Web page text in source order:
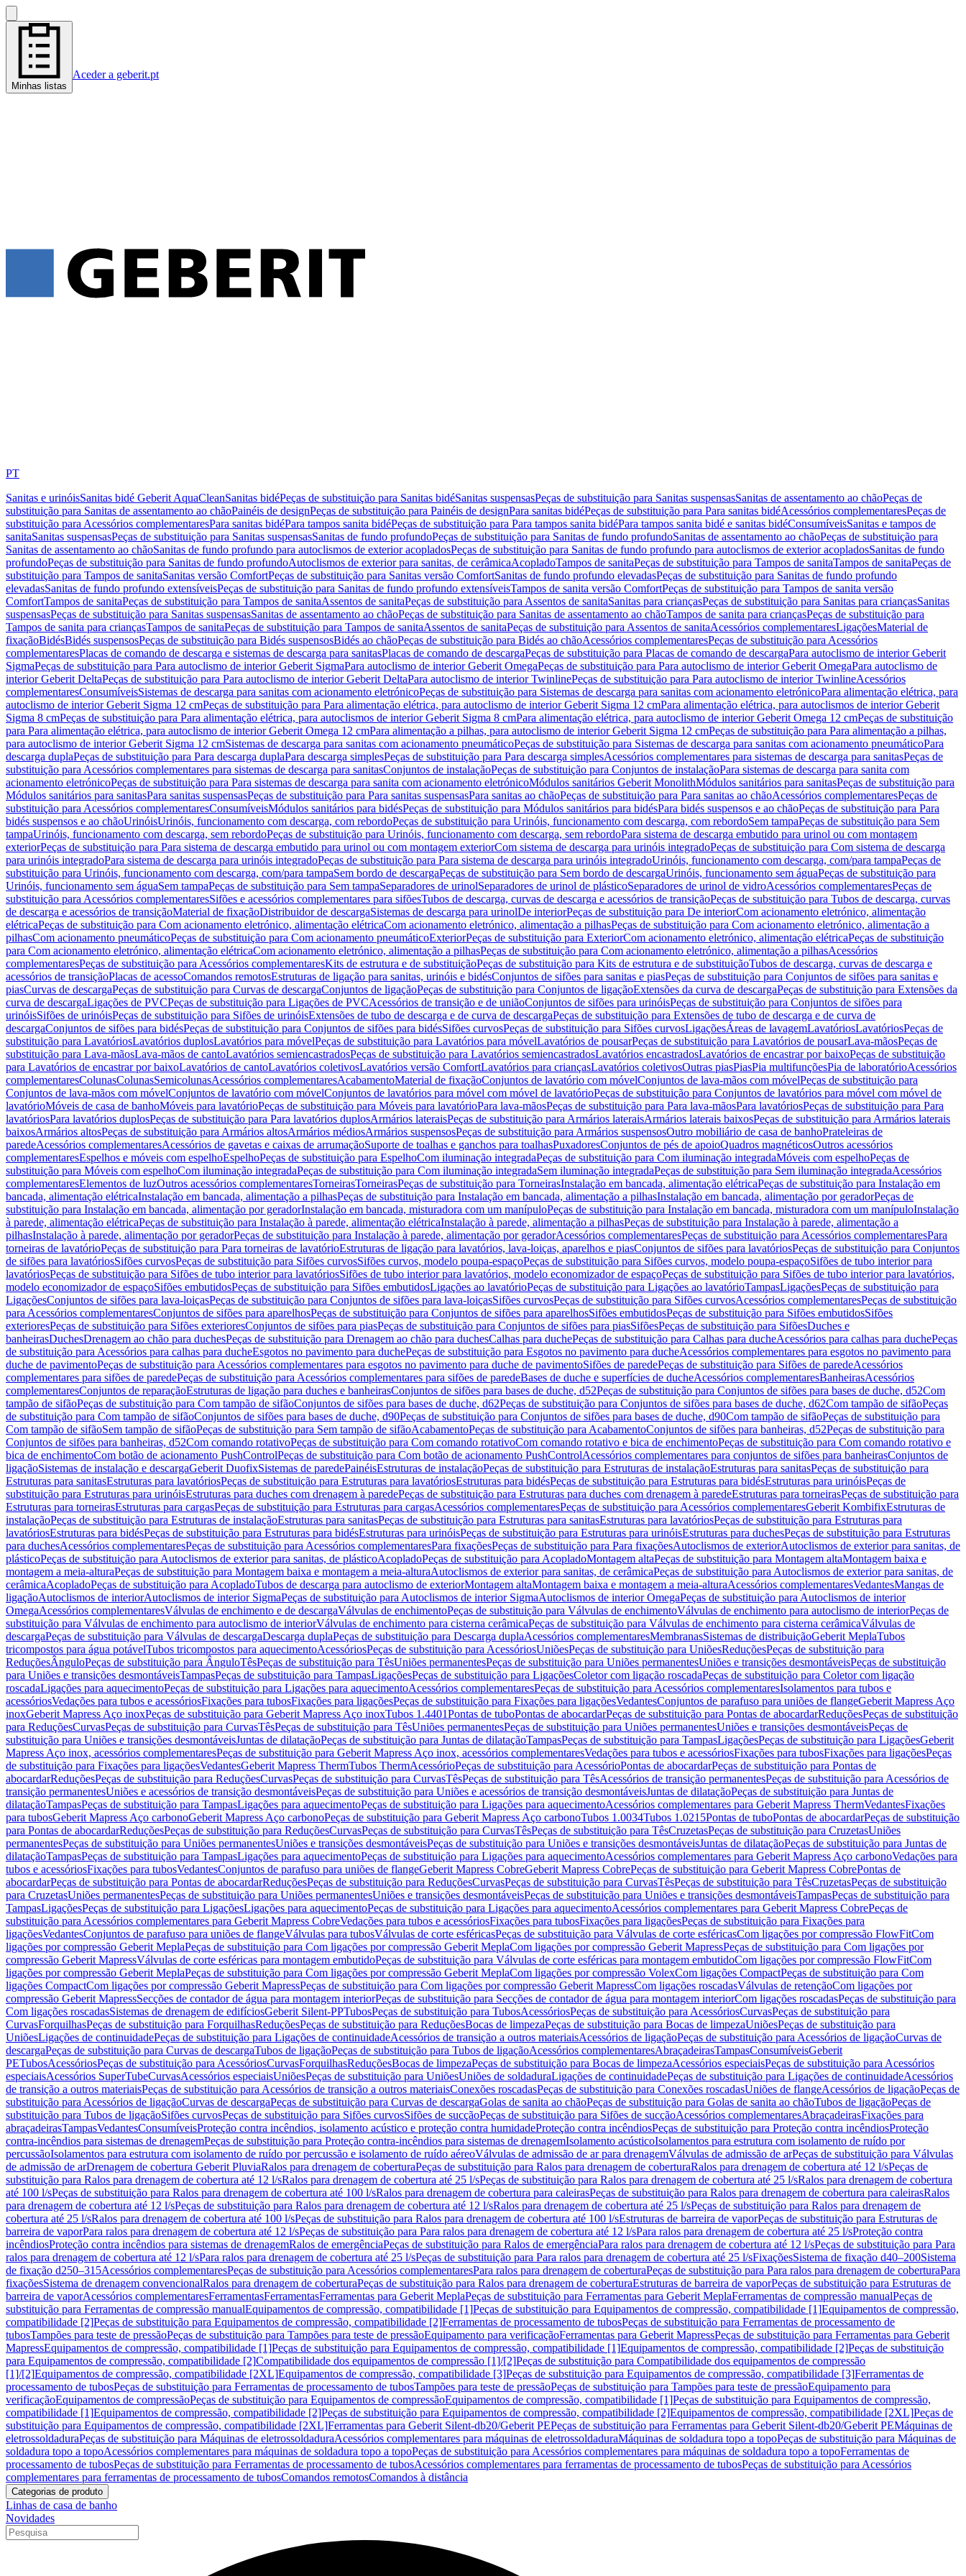
Minhas listas
Aceder a geberit.pt
PT
Sanitas e urinóisSanitas bidé Geberit AquaCleanSanitas bidéPeças de substituição para Sanitas bidéSanitas suspensasPeças de substituição para Sanitas suspensasSanitas de assentamento ao chãoPeças de
substituição para Sanitas de assentamento ao chãoPainéis de designPeças de substituição para Painéis de designPara sanitas bidéPeças de substituição para Para sanitas bidéAcessórios complementaresPeças de
substituição para Acessórios complementaresPara sanitas bidéPara tampos sanita bidéPeças de substituição para Para tampos sanita bidéPara tampos sanita bidé e sanitas bidéConsumíveisSanitas e tampos de
sanitaSanitas suspensasPeças de substituição para Sanitas suspensasSanitas de fundo profundoPeças de substituição para Sanitas de fundo profundoSanitas de assentamento ao chãoPeças de substituição para
Sanitas de assentamento ao chãoSanitas de fundo profundo para autoclismos de exterior acopladosPeças de substituição para Sanitas de fundo profundo para autoclismos de exterior acopladosSanitas de fundo
profundoPeças de substituição para Sanitas de fundo profundoAutoclismos de exterior para sanitas, de cerâmicaAcopladoTampos de sanitaPeças de substituição para Tampos de sanitaTampos de sanitaPeças de
substituição para Tampos de sanitaSanitas versão ComfortPeças de substituição para Sanitas versão ComfortSanitas de fundo profundo elevadasPeças de substituição para Sanitas de fundo profundo
elevadasSanitas de fundo profundo extensíveisPeças de substituição para Sanitas de fundo profundo extensíveisTampos de sanita versão ComfortPeças de substituição para Tampos de sanita versão
ComfortTampos de sanitaPeças de substituição para Tampos de sanitaAssentos de sanitaPeças de substituição para Assentos de sanitaSanitas para criançasPeças de substituição para Sanitas para criançasSanitas
suspensasPeças de substituição para Sanitas suspensasSanitas de assentamento ao chãoPeças de substituição para Sanitas de assentamento ao chãoTampos de sanita para criançasPeças de substituição para
Tampos de sanita para criançasTampos de sanitaPeças de substituição para Tampos de sanitaAssentos de sanitaPeças de substituição para Assentos de sanitaAcessórios complementaresLigaçõesMaterial de
fixaçãoBidésBidés suspensosPeças de substituição para Bidés suspensosBidés ao chãoPeças de substituição para Bidés ao chãoAcessórios complementaresPeças de substituição para Acessórios
complementaresPlacas de comando de descarga e sistemas de descarga para sanitasPlacas de comando de descargaPeças de substituição para Placas de comando de descargaPara autoclismo de interior Geberit
SigmaPeças de substituição para Para autoclismo de interior Geberit SigmaPara autoclismo de interior Geberit OmegaPeças de substituição para Para autoclismo de interior Geberit OmegaPara autoclismo de
interior Geberit DeltaPeças de substituição para Para autoclismo de interior Geberit DeltaPara autoclismo de interior TwinlinePeças de substituição para Para autoclismo de interior TwinlineAcessórios
complementaresConsumíveisSistemas de descarga para sanitas com acionamento eletrónicoPeças de substituição para Sistemas de descarga para sanitas com acionamento eletrónicoPara alimentação elétrica, para
autoclismo de interior Geberit Sigma 12 cmPeças de substituição para Para alimentação elétrica, para autoclismo de interior Geberit Sigma 12 cmPara alimentação elétrica, para autoclismos de interior Geberit
Sigma 8 cmPeças de substituição para Para alimentação elétrica, para autoclismos de interior Geberit Sigma 8 cmPara alimentação elétrica, para autoclismo de interior Geberit Omega 12 cmPeças de substituição
para Para alimentação elétrica, para autoclismo de interior Geberit Omega 12 cmPara alimentação a pilhas, para autoclismo de interior Geberit Sigma 12 cmPeças de substituição para Para alimentação a pilhas,
para autoclismo de interior Geberit Sigma 12 cmSistemas de descarga para sanitas com acionamento pneumáticoPeças de substituição para Sistemas de descarga para sanitas com acionamento pneumáticoPara
descarga duplaPeças de substituição para Para descarga duplaPara descarga simplesPeças de substituição para Para descarga simplesAcessórios complementares para sistemas de descarga para sanitasPeças de
substituição para Acessórios complementares para sistemas de descarga para sanitasConjuntos de instalaçãoPeças de substituição para Conjuntos de instalaçãoPara sistemas de descarga para sanita com
acionamento eletrónicoPeças de substituição para Para sistemas de descarga para sanita com acionamento eletrónicoMódulos sanitários Geberit MonolithMódulos sanitários para sanitasPeças de substituição para
Módulos sanitários para sanitasPara sanitas suspensasPeças de substituição para Para sanitas suspensasPara sanitas ao chãoPeças de substituição para Para sanitas ao chãoAcessórios complementaresPeças de
substituição para Acessórios complementaresConsumíveisMódulos sanitários para bidésPeças de substituição para Módulos sanitários para bidésPara bidés suspensos e ao chãoPeças de substituição para Para
bidés suspensos e ao chãoUrinóisUrinóis, funcionamento com descarga, com rebordoPeças de substituição para Urinóis, funcionamento com descarga, com rebordoSem tampaPeças de substituição para Sem
tampaUrinóis, funcionamento com descarga, sem rebordoPeças de substituição para Urinóis, funcionamento com descarga, sem rebordoPara sistema de descarga embutido para urinol ou com montagem
exteriorPeças de substituição para Para sistema de descarga embutido para urinol ou com montagem exteriorCom sistema de descarga para urinóis integradoPeças de substituição para Com sistema de descarga
para urinóis integradoPara sistema de descarga para urinóis integradoPeças de substituição para Para sistema de descarga para urinóis integradoUrinóis, funcionamento com descarga, com/para tampaPeças de
substituição para Urinóis, funcionamento com descarga, com/para tampaSem bordo de descargaPeças de substituição para Sem bordo de descargaUrinóis, funcionamento sem águaPeças de substituição para
Urinóis, funcionamento sem águaSem tampaPeças de substituição para Sem tampaSeparadores de urinolSeparadores de urinol de plásticoSeparadores de urinol de vidroAcessórios complementaresPeças de
substituição para Acessórios complementaresSifões e acessórios complementares para sifõesTubos de descarga, curvas de descarga e acessórios de transiçãoPeças de substituição para Tubos de descarga, curvas
de descarga e acessórios de transiçãoMaterial de fixaçãoDistribuidor de descargaSistemas de descarga para urinolDe interiorPeças de substituição para De interiorCom acionamento eletrónico, alimentação
elétricaPeças de substituição para Com acionamento eletrónico, alimentação elétricaCom acionamento eletrónico, alimentação a pilhasPeças de substituição para Com acionamento eletrónico, alimentação a
pilhasCom acionamento pneumáticoPeças de substituição para Com acionamento pneumáticoExteriorPeças de substituição para ExteriorCom acionamento eletrónico, alimentação elétricaPeças de substituição
para Com acionamento eletrónico, alimentação elétricaCom acionamento eletrónico, alimentação a pilhasPeças de substituição para Com acionamento eletrónico, alimentação a pilhasAcessórios
complementaresPeças de substituição para Acessórios complementaresKits de estrutura e de substituiçãoPeças de substituição para Kits de estrutura e de substituiçãoTubos de descarga, curvas de descarga e
acessórios de transiçãoPlacas de acessoComandos remotosEstruturas de ligação para sanitas, urinóis e bidésConjuntos de sifões para sanitas e piasPeças de substituição para Conjuntos de sifões para sanitas e
piasCurvas de descargaPeças de substituição para Curvas de descargaConjuntos de ligaçãoPeças de substituição para Conjuntos de ligaçãoExtensões da curva de descargaPeças de substituição para Extensões da
curva de descargaLigações de PVCPeças de substituição para Ligações de PVCAcessórios de transição e de uniãoConjuntos de sifões para urinóisPeças de substituição para Conjuntos de sifões para
urinóisSifões de urinóisPeças de substituição para Sifões de urinóisExtensões de tubo de descarga e de curva de descargaPeças de substituição para Extensões de tubo de descarga e de curva de
descargaConjuntos de sifões para bidésPeças de substituição para Conjuntos de sifões para bidésSifões curvosPeças de substituição para Sifões curvosLigaçõesÁreas de lavagemLavatóriosLavatóriosPeças de
substituição para LavatóriosLavatórios duplosLavatórios para móvelPeças de substituição para Lavatórios para móvelLavatórios de pousarPeças de substituição para Lavatórios de pousarLava-mãosPeças de
substituição para Lava-mãosLava-mãos de cantoLavatórios semiencastradosPeças de substituição para Lavatórios semiencastradosLavatórios encastradosLavatórios de encastrar por baixoPeças de substituição
para Lavatórios de encastrar por baixoLavatórios de cantoLavatórios coletivosLavatórios versão ComfortLavatórios para criançasLavatórios coletivosOutras piasPiasPia multifunçõesPia de laboratórioAcessórios
complementaresColunasColunasSemicolunasAcessórios complementaresAcabamentoMaterial de fixaçãoConjuntos de lavatório com móvelConjuntos de lava-mãos com móvelPeças de substituição para
Conjuntos de lava-mãos com móvelConjuntos de lavatório com móvelConjuntos de lavatórios para móvel com móvel de lavatórioPeças de substituição para Conjuntos de lavatórios para móvel com móvel de
lavatórioMóveis de casa de banhoMóveis para lavatórioPeças de substituição para Móveis para lavatórioPara lava-mãosPeças de substituição para Para lava-mãosPara lavatóriosPeças de substituição para Para
lavatóriosPara lavatórios duplosPeças de substituição para Para lavatórios duplosArmários lateraisPeças de substituição para Armários lateraisArmários laterais baixosPeças de substituição para Armários laterais
baixosArmários altosPeças de substituição para Armários altosArmários médiosArmários suspensosPeças de substituição para Armários suspensosOutro mobiliário de casa de banhoPrateleiras de
paredeAcessórios complementaresAcessórios de gavetas e caixas de arrumaçãoSuporte de toalhas e ganchos para toalhasPuxadoresConjuntos de pés de apoioQuadros magnéticosOutros acessórios
complementaresEspelhos e móveis com espelhoEspelhoPeças de substituição para EspelhoCom iluminação integradaPeças de substituição para Com iluminação integradaMóveis com espelhoPeças de
substituição para Móveis com espelhoCom iluminação integradaPeças de substituição para Com iluminação integradaSem iluminação integradaPeças de substituição para Sem iluminação integradaAcessórios
complementaresElementos de luzOutros acessórios complementaresTorneirasTorneirasPeças de substituição para TorneirasInstalação em bancada, alimentação elétricaPeças de substituição para Instalação em
bancada, alimentação elétricaInstalação em bancada, alimentação a pilhasPeças de substituição para Instalação em bancada, alimentação a pilhasInstalação em bancada, alimentação por geradorPeças de
substituição para Instalação em bancada, alimentação por geradorInstalação em bancada, misturadora com um manípuloPeças de substituição para Instalação em bancada, misturadora com um manípuloInstalação
à parede, alimentação elétricaPeças de substituição para Instalação à parede, alimentação elétricaInstalação à parede, alimentação a pilhasPeças de substituição para Instalação à parede, alimentação a
pilhasInstalação à parede, alimentação por geradorPeças de substituição para Instalação à parede, alimentação por geradorAcessórios complementaresPeças de substituição para Acessórios complementaresPara
torneiras de lavatórioPeças de substituição para Para torneiras de lavatórioEstruturas de ligação para lavatórios, lava-loiças, aparelhos e piasConjuntos de sifões para lavatóriosPeças de substituição para Conjuntos
de sifões para lavatóriosSifões curvosPeças de substituição para Sifões curvosSifões curvos, modelo poupa-espaçoPeças de substituição para Sifões curvos, modelo poupa-espaçoSifões de tubo interior para
lavatóriosPeças de substituição para Sifões de tubo interior para lavatóriosSifões de tubo interior para lavatórios, modelo economizador de espaçoPeças de substituição para Sifões de tubo interior para lavatórios,
modelo economizador de espaçoSifões embutidosPeças de substituição para Sifões embutidosLigações ao lavatórioPeças de substituição para Ligações ao lavatórioTampasLigaçõesPeças de substituição para
LigaçõesConjuntos de sifões para lava-loiçasPeças de substituição para Conjuntos de sifões para lava-loiçasSifões curvosPeças de substituição para Sifões curvosAcessórios complementaresPeças de substituição
para Acessórios complementaresConjuntos de sifões para aparelhosPeças de substituição para Conjuntos de sifões para aparelhosSifões embutidosPeças de substituição para Sifões embutidosSifões
exterioresPeças de substituição para Sifões exterioresConjuntos de sifões para piasPeças de substituição para Conjuntos de sifões para piasSifõesPeças de substituição para SifõesDuches e
banheirasDuchesDrenagem ao chão para duchesPeças de substituição para Drenagem ao chão para duchesCalhas para duchePeças de substituição para Calhas para ducheAcessórios para calhas para duchePeças
de substituição para Acessórios para calhas para ducheEsgotos no pavimento para duchePeças de substituição para Esgotos no pavimento para ducheAcessórios complementares para esgotos no pavimento para
duche de pavimentoPeças de substituição para Acessórios complementares para esgotos no pavimento para duche de pavimentoSifões de paredePeças de substituição para Sifões de paredeAcessórios
complementares para sifões de paredePeças de substituição para Acessórios complementares para sifões de paredeBases de duche e superfícies de ducheAcessórios complementaresBanheirasAcessórios
complementaresConjuntos de reparaçãoEstruturas de ligação para duches e banheirasConjuntos de sifões para bases de duche, d52Peças de substituição para Conjuntos de sifões para bases de duche, d52Com
tampão de sifãoPeças de substituição para Com tampão de sifãoConjuntos de sifões para bases de duche, d62Peças de substituição para Conjuntos de sifões para bases de duche, d62Com tampão de sifãoPeças
de substituição para Com tampão de sifãoConjuntos de sifões para bases de duche, d90Peças de substituição para Conjuntos de sifões para bases de duche, d90Com tampão de sifãoPeças de substituição para
Com tampão de sifãoSem tampão de sifãoPeças de substituição para Sem tampão de sifãoAcabamentoPeças de substituição para AcabamentoConjuntos de sifões para banheiras, d52Peças de substituição para
Conjuntos de sifões para banheiras, d52Com comando rotativoPeças de substituição para Com comando rotativoCom comando rotativo e bica de enchimentoPeças de substituição para Com comando rotativo e
bica de enchimentoCom botão de acionamento PushControlPeças de substituição para Com botão de acionamento PushControlAcessórios complementares para conjuntos de sifões para banheirasConjuntos de
ligaçãoSistemas de instalação e descargaGeberit DuofixSistemas de paredePainéisEstruturas de instalaçãoPeças de substituição para Estruturas de instalaçãoEstruturas para sanitasPeças de substituição para
Estruturas para sanitasEstruturas para lavatóriosPeças de substituição para Estruturas para lavatóriosEstruturas para bidésPeças de substituição para Estruturas para bidésEstruturas para urinóisPeças de
substituição para Estruturas para urinóisEstruturas para duches com drenagem à paredePeças de substituição para Estruturas para duches com drenagem à paredeEstruturas para torneirasPeças de substituição para
Estruturas para torneirasEstruturas para cargasPeças de substituição para Estruturas para cargasAcessórios complementaresPeças de substituição para Acessórios complementaresGeberit KombifixEstruturas de
instalaçãoPeças de substituição para Estruturas de instalaçãoEstruturas para sanitasPeças de substituição para Estruturas para sanitasEstruturas para lavatóriosPeças de substituição para Estruturas para
lavatóriosEstruturas para bidésPeças de substituição para Estruturas para bidésEstruturas para urinóisPeças de substituição para Estruturas para urinóisEstruturas para duchesPeças de substituição para Estruturas
para duchesAcessórios complementaresPeças de substituição para Acessórios complementaresPara fixaçõesPeças de substituição para Para fixaçõesAutoclismos de exteriorAutoclismos de exterior para sanitas, de
plásticoPeças de substituição para Autoclismos de exterior para sanitas, de plásticoAcopladoPeças de substituição para AcopladoMontagem altaPeças de substituição para Montagem altaMontagem baixa e
montagem a meia-alturaPeças de substituição para Montagem baixa e montagem a meia-alturaAutoclismos de exterior para sanitas, de cerâmicaPeças de substituição para Autoclismos de exterior para sanitas, de
cerâmicaAcopladoPeças de substituição para AcopladoTubos de descarga para autoclismo de exteriorMontagem altaMontagem baixa e montagem a meia-alturaAcessórios complementaresVedantesMangas de
ligaçãoAutoclismos de interiorAutoclismos de interior SigmaPeças de substituição para Autoclismos de interior SigmaAutoclismos de interior OmegaPeças de substituição para Autoclismos de interior
OmegaAcessórios complementaresVálvulas de enchimento e de descargaVálvulas de enchimentoPeças de substituição para Válvulas de enchimentoVálvulas de enchimento para autoclismo de interiorPeças de
substituição para Válvulas de enchimento para autoclismo de interiorVálvulas de enchimento para cisterna cerâmicaPeças de substituição para Válvulas de enchimento para cisterna cerâmicaVálvulas de
descargaPeças de substituição para Válvulas de descargaDescarga duplaPeças de substituição para Descarga duplaAcessórios complementaresMembranasSistemas de distribuiçãoGeberit MeplaTubos
tricompostos para água potávelTubos tricompostos para aquecimentoAcessóriosPeças de substituição para AcessóriosUniõesPeças de substituição para UniõesReduçõesPeças de substituição para
ReduçõesÂnguloPeças de substituição para ÂnguloTêsPeças de substituição para TêsUniões permanentesPeças de substituição para Uniões permanentesUniões e transições desmontáveisPeças de substituição
para Uniões e transições desmontáveisTampasPeças de substituição para TampasLigaçõesPeças de substituição para LigaçõesColetor com ligação roscadaPeças de substituição para Coletor com ligação
roscadaLigações para aquecimentoPeças de substituição para Ligações para aquecimentoAcessórios complementaresPeças de substituição para Acessórios complementaresIsolamentos para tubos e
acessóriosVedações para tubos e acessóriosFixações para tubosFixações para ligaçõesPeças de substituição para Fixações para ligaçõesVedantesConjuntos de parafuso para uniões de flangeGeberit Mapress Aço
inoxGeberit Mapress Aço inoxPeças de substituição para Geberit Mapress Aço inoxTubos 1.4401Pontas de tuboPontas de abocardarPeças de substituição para Pontas de abocardarReduçõesPeças de substituição
para ReduçõesCurvasPeças de substituição para CurvasTêsPeças de substituição para TêsUniões permanentesPeças de substituição para Uniões permanentesUniões e transições desmontáveisPeças de
substituição para Uniões e transições desmontáveisJuntas de dilataçãoPeças de substituição para Juntas de dilataçãoTampasPeças de substituição para TampasLigaçõesPeças de substituição para LigaçõesGeberit
Mapress Aço inox, acessórios complementaresPeças de substituição para Geberit Mapress Aço inox, acessórios complementaresVedações para tubos e acessóriosFixações para tubosFixações para ligaçõesPeças
de substituição para Fixações para ligaçõesVedantesGeberit Mapress ThermTubos ThermAcessórioPeças de substituição para AcessórioPontas de abocardarPeças de substituição para Pontas de
abocardarReduçõesPeças de substituição para ReduçõesCurvasPeças de substituição para CurvasTêsPeças de substituição para TêsAcessórios de transição permanentesPeças de substituição para Acessórios de
transição permanentesUniões e acessórios de transição desmontáveisPeças de substituição para Uniões e acessórios de transição desmontáveisJuntas de dilataçãoPeças de substituição para Juntas de
dilataçãoTampasPeças de substituição para TampasLigações para aquecimentoPeças de substituição para Ligações para aquecimentoAcessórios complementares para Geberit Mapress ThermVedantesFixações
para tubosGeberit Mapress Aço carbonoGeberit Mapress Aço carbonoPeças de substituição para Geberit Mapress Aço carbonoTubos 1.0034Tubos 1.0215Pontas de tuboPontas de abocardarPeças de substituição
para Pontas de abocardarReduçõesPeças de substituição para ReduçõesCurvasPeças de substituição para CurvasTêsPeças de substituição para TêsCruzetasPeças de substituição para CruzetasUniões
permanentesPeças de substituição para Uniões permanentesUniões e transições desmontáveisPeças de substituição para Uniões e transições desmontáveisJuntas de dilataçãoPeças de substituição para Juntas de
dilataçãoTampasPeças de substituição para TampasLigações para aquecimentoPeças de substituição para Ligações para aquecimentoAcessórios complementares para Geberit Mapress Aço carbonoVedações para
tubos e acessóriosFixações para tubosVedantesConjuntos de parafuso para uniões de flangeGeberit Mapress CobreGeberit Mapress CobrePeças de substituição para Geberit Mapress CobrePontas de
abocardarPeças de substituição para Pontas de abocardarReduçõesPeças de substituição para ReduçõesCurvasPeças de substituição para CurvasTêsPeças de substituição para TêsCruzetasPeças de substituição
para CruzetasUniões permanentesPeças de substituição para Uniões permanentesUniões e transições desmontáveisPeças de substituição para Uniões e transições desmontáveisTampasPeças de substituição para
TampasLigaçõesPeças de substituição para LigaçõesLigações para aquecimentoPeças de substituição para Ligações para aquecimentoAcessórios complementares para Geberit Mapress CobrePeças de
substituição para Acessórios complementares para Geberit Mapress CobreVedações para tubos e acessóriosFixações para tubosFixações para ligaçõesPeças de substituição para Fixações para
ligaçõesVedantesConjuntos de parafuso para uniões de flangeVálvulas para tubosVálvulas de corte esféricasPeças de substituição para Válvulas de corte esféricasCom ligações por compressão FlowFitCom
ligações por compressão Geberit MeplaPeças de substituição para Com ligações por compressão Geberit MeplaCom ligações por compressão Geberit MapressPeças de substituição para Com ligações por
compressão Geberit MapressVálvulas de corte esféricas para montagem embutidoPeças de substituição para Válvulas de corte esféricas para montagem embutidoCom ligações por compressão FlowFitCom
ligações por compressão Geberit MeplaPeças de substituição para Com ligações por compressão Geberit MeplaCom ligações por compressão VolexCom ligações CompactPeças de substituição para Com
ligações CompactCom ligações por compressão Geberit MapressPeças de substituição para Com ligações por compressão Geberit MapressCom ligações roscadasVálvulas de retençãoCom ligações por
compressão Geberit MapressSecções de contador de água para montagem interiorPeças de substituição para Secções de contador de água para montagem interiorCom ligações roscadasPeças de substituição para
Com ligações roscadasSistemas de drenagem de edifíciosGeberit Silent-PPTubosPeças de substituição para TubosAcessóriosPeças de substituição para AcessóriosCurvasPeças de substituição para
CurvasForquilhasPeças de substituição para ForquilhasReduçõesPeças de substituição para ReduçõesBocas de limpezaPeças de substituição para Bocas de limpezaUniõesPeças de substituição para
UniõesLigações de continuidadePeças de substituição para Ligações de continuidadeAcessórios de transição a outros materiaisAcessórios de ligaçãoPeças de substituição para Acessórios de ligaçãoCurvas de
descargaPeças de substituição para Curvas de descargaTubos de ligaçãoPeças de substituição para Tubos de ligaçãoAcessórios complementaresAbraçadeirasTampasConsumíveisGeberit
PETubosAcessóriosPeças de substituição para AcessóriosCurvasForquilhasReduçõesBocas de limpezaPeças de substituição para Bocas de limpezaAcessórios especiaisPeças de substituição para Acessórios
especiaisAcessórios SuperTubeCurvasAcessórios especiaisUniõesPeças de substituição para UniõesUniões de soldaduraLigações de continuidadePeças de substituição para Ligações de continuidadeAcessórios
de transição a outros materiaisPeças de substituição para Acessórios de transição a outros materiaisConexões roscadasPeças de substituição para Conexões roscadasUniões de flangeAcessórios de ligaçãoPeças de
substituição para Acessórios de ligaçãoCurvas de descargaPeças de substituição para Curvas de descargaGolas de sanita ao chãoPeças de substituição para Golas de sanita ao chãoTubos de ligaçãoPeças de
substituição para Tubos de ligaçãoSifões curvosPeças de substituição para Sifões curvosSifões de sucçãoPeças de substituição para Sifões de sucçãoAcessórios complementaresAbraçadeirasFixações para
abraçadeirasTampasVedantesConsumíveisProteção contra incêndios, isolamento acústico e proteção contra humidadeProteção contra incêndiosPeças de substituição para Proteção contra incêndiosProteção
contra-incêndios para sistemas de drenagemPeças de substituição para Proteção contra-incêndios para sistemas de drenagemIsolamento acústicoIsolamentos para estrutura com isolamento de ruído por
percussãoIsolamentos para estrutura com isolamento de ruído por percussão e isolamento de ruído aéreoVálvulas de admissão de ar para drenagemVálvulas de admissão de arPeças de substituição para Válvulas
de admissão de arDrenagem de cobertura Geberit PluviaRalos para drenagem de coberturaPeças de substituição para Ralos para drenagem de coberturaRalos para drenagem de cobertura até 12 l/sPeças de
substituição para Ralos para drenagem de cobertura até 12 l/sRalos para drenagem de cobertura até 25 l/sPeças de substituição para Ralos para drenagem de cobertura até 25 l/sRalos para drenagem de cobertura
até 100 l/sPeças de substituição para Ralos para drenagem de cobertura até 100 l/sRalos para drenagem de cobertura para caleirasPeças de substituição para Ralos para drenagem de cobertura para caleirasRalos
para drenagem de cobertura até 12 l/sPeças de substituição para Ralos para drenagem de cobertura até 12 l/sRalos para drenagem de cobertura até 25 l/sPeças de substituição para Ralos para drenagem de
cobertura até 25 l/sRalos para drenagem de cobertura até 100 l/sPeças de substituição para Ralos para drenagem de cobertura até 100 l/sEstruturas de barreira de vaporPeças de substituição para Estruturas de
barreira de vaporPara ralos para drenagem de cobertura até 12 l/sPeças de substituição para Para ralos para drenagem de cobertura até 12 l/sPara ralos para drenagem de cobertura até 25 l/sProteção contra
incêndiosProteção contra incêndios para sistemas de drenagemRalos de emergênciaPeças de substituição para Ralos de emergênciaPara ralos para drenagem de cobertura até 12 l/sPeças de substituição para Para
ralos para drenagem de cobertura até 12 l/sPara ralos para drenagem de cobertura até 25 l/sPeças de substituição para Para ralos para drenagem de cobertura até 25 l/sFixaçõesSistema de fixação d40–200Sistema
de fixação d250–315Acessórios complementaresPeças de substituição para Acessórios complementaresPara ralos para drenagem de coberturaPeças de substituição para Para ralos para drenagem de coberturaPara
fixaçõesSistema de drenagem convencionalRalos para drenagem de coberturaPeças de substituição para Ralos para drenagem de coberturaEstruturas de barreira de vaporPeças de substituição para Estruturas de
barreira de vaporAcessórios complementaresFerramentasFerramentasFerramentas para Geberit MeplaPeças de substituição para Ferramentas para Geberit MeplaFerramentas de compressão manualPeças de
substituição para Ferramentas de compressão manualEquipamentos de compressão, compatibilidade [1]Peças de substituição para Equipamentos de compressão, compatibilidade [1]Equipamentos de compressão,
compatibilidade [2]Peças de substituição para Equipamentos de compressão, compatibilidade [2]Ferramentas de processamento de tubosPeças de substituição para Ferramentas de processamento de
tubosTampões para teste de pressãoPeças de substituição para Tampões para teste de pressãoEquipamento para verificaçãoFerramentas para Geberit MapressPeças de substituição para Ferramentas para Geberit
MapressEquipamentos de compressão, compatibilidade [1]Peças de substituição para Equipamentos de compressão, compatibilidade [1]Equipamentos de compressão, compatibilidade [2]Peças de substituição
para Equipamentos de compressão, compatibilidade [2]Compatibilidade dos equipamentos de compressão [1]/[2]Peças de substituição para Compatibilidade dos equipamentos de compressão
[1]/[2]Equipamentos de compressão, compatibilidade [2XL]Equipamentos de compressão, compatibilidade [3]Peças de substituição para Equipamentos de compressão, compatibilidade [3]Ferramentas de
processamento de tubosPeças de substituição para Ferramentas de processamento de tubosTampões para teste de pressãoPeças de substituição para Tampões para teste de pressãoEquipamento para
verificaçãoEquipamentos de compressãoPeças de substituição para Equipamentos de compressãoEquipamentos de compressão, compatibilidade [1]Peças de substituição para Equipamentos de compressão,
compatibilidade [1]Equipamentos de compressão, compatibilidade [2]Peças de substituição para Equipamentos de compressão, compatibilidade [2]Equipamentos de compressão, compatibilidade [2XL]Peças de
substituição para Equipamentos de compressão, compatibilidade [2XL]Ferramentas para Geberit Silent-db20/Geberit PEPeças de substituição para Ferramentas para Geberit Silent-db20/Geberit PEMáquinas de
eletrossoldaduraPeças de substituição para Máquinas de eletrossoldaduraAcessórios complementares para máquinas de eletrossoldaduraMáquinas de soldadura topo a topoPeças de substituição para Máquinas de
soldadura topo a topoAcessórios complementares para máquinas de soldadura topo a topoPeças de substituição para Acessórios complementares para máquinas de soldadura topo a topoFerramentas de
processamento de tubosPeças de substituição para Ferramentas de processamento de tubosAcessórios complementares para ferramentas de processamento de tubosPeças de substituição para Acessórios
complementares para ferramentas de processamento de tubosComandos remotosComandos à distância
Categorias de produto
Linhas de casa de banho
Novidades